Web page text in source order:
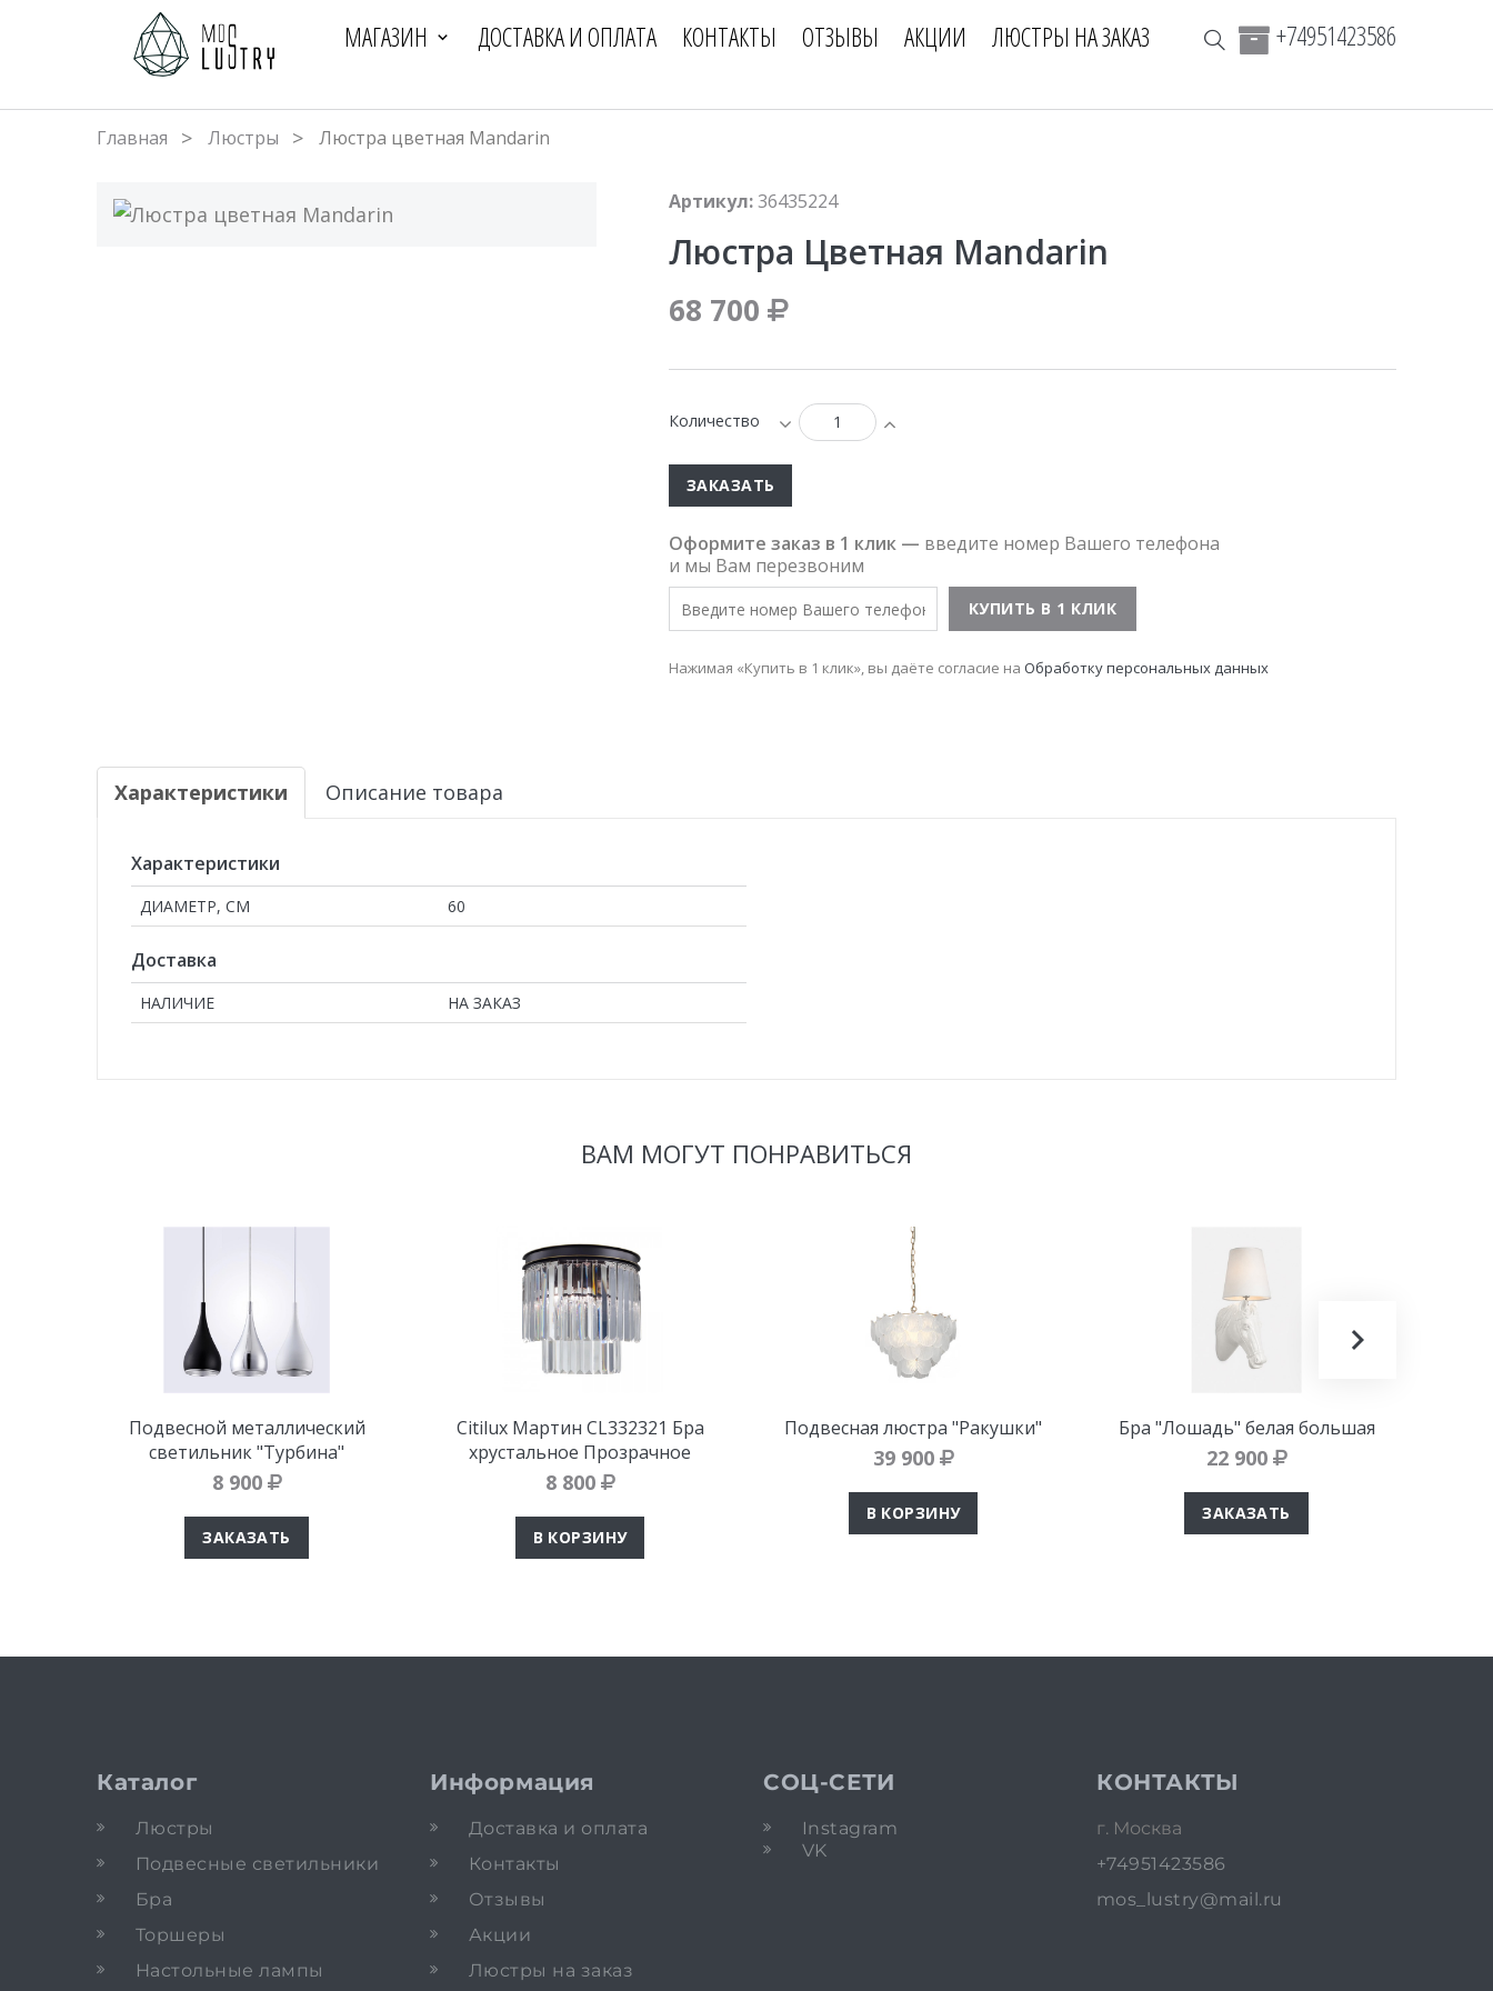
МАГАЗИН ДОСТАВКА И ОПЛАТА КОНТАКТЫ ОТЗЫВЫ АКЦИИ ЛЮСТРЫ НА ЗАКАЗ +74951423586
Главная Люстры Люстра цветная Mandarin
Артикул:36435224
Люстра Цветная Mandarin
68 700
Количество
ЗАКАЗАТЬ
Оформите заказ в 1 клик — введите номер Вашего телефона
и мы Вам перезвоним
Нажимая «Купить в 1 клик», вы даёте согласие на Обработку персональных данных
Характеристики Описание товара
Характеристики
ДИАМЕТР, СМ 60
Доставка
НАЛИЧИЕ НА ЗАКАЗ
ВАМ МОГУТ ПОНРАВИТЬСЯ
Подвесной металлический
светильник "Турбина"
8 900
ЗАКАЗАТЬ
Citilux Мартин CL332321 Бра
хрустальное Прозрачное
8 800
В КОРЗИНУ
Подвесная люстра "Ракушки"
39 900
В КОРЗИНУ
Бра "Лошадь" белая большая
22 900
ЗАКАЗАТЬ
Каталог
Люстры
Подвесные светильники
Бра
Торшеры
Настольные лампы
Информация
Доставка и оплата
Контакты
Отзывы
Акции
Люстры на заказ
СОЦ-СЕТИ
Instagram
VK
КОНТАКТЫ
г. Москва
+74951423586
mos_lustry@mail.ru